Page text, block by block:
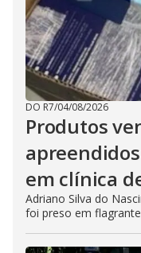
DO R7/04/08/2026
Produtos
em clínica
Adriano Silva do
foi preso em